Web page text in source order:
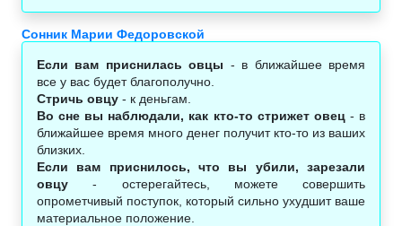
Сонник Марии Федоровской
Если вам приснилась овцы - в ближайшее время
все у вас будет благополучно.
Стричь овцу - к деньгам.
Во сне вы наблюдали, как кто-то стрижет овец- в
ближайшее время много денег получит кто-то из ваших
близких.
Если вам приснилось, что вы убили, зарезали
овцу - остерегайтесь, можете совершить
опрометчивый поступок, который сильно ухудшит ваше
материальное положение.